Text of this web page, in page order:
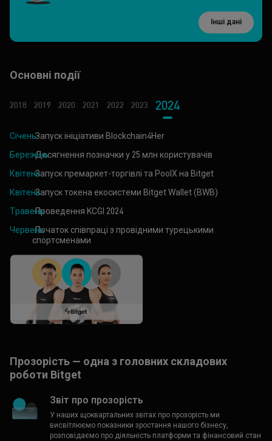
Інші дані
Основні події
2018 2019 2020 2021 2022 2023 2024
Січень-Запуск ініціативи Blockchain4Her
Березень-Досягнення позначки у 25 млн користувачів
Квітень-Запуск премаркет-торгівлі та PoolX на Bitget
Квітень-Запуск токена екосистеми Bitget Wallet (BWB)
Травень-Проведення KCGI 2024
Червень-Початок співпраці з провідними турецькими
спортсменами
Прозорість — одна з головних складових
роботи Bitget
Звіт про прозорість
У наших щоквартальних звітах про прозорість ми
висвітлюємо показники зростання нашого бізнесу,
розповідаємо про діяльність платформи та фінансовий стан